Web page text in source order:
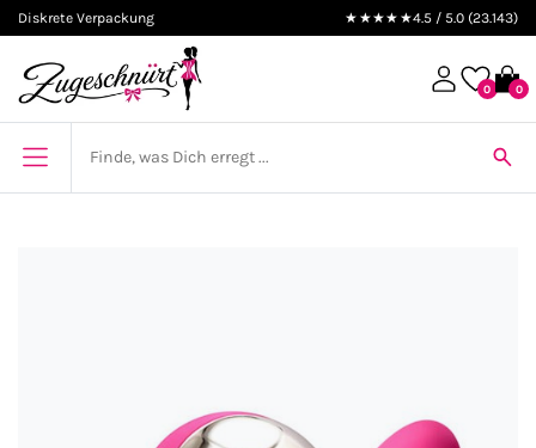
Diskrete Verpackung ★★★★★4.5 / 5.0 (23.143)
0 0